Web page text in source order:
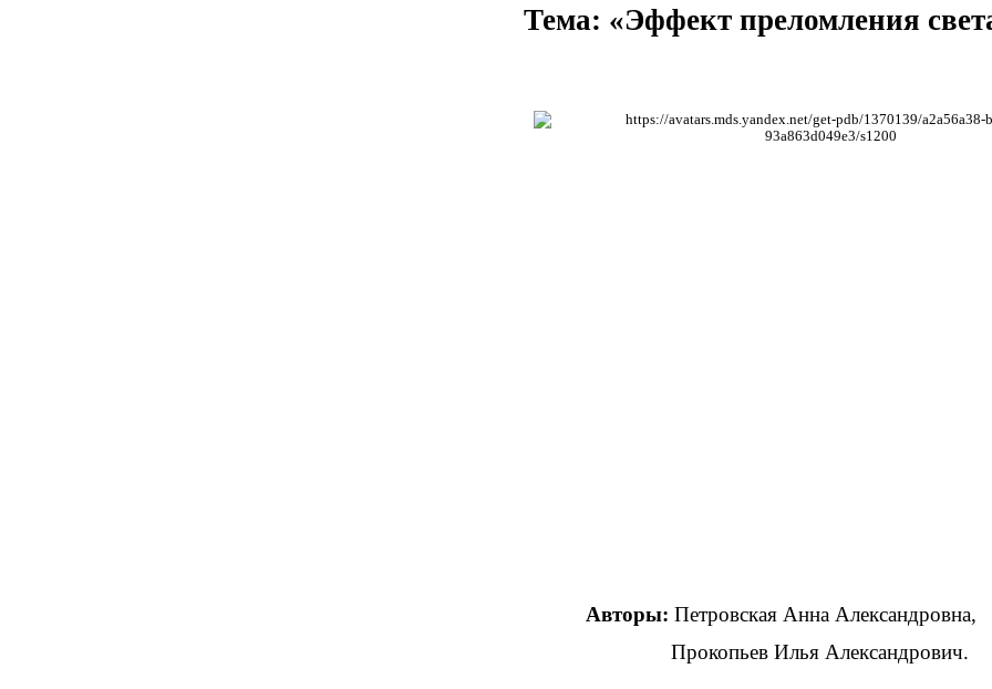
Тема: «Эффект преломления
Авторы: Петровская Анна Александровна,
Прокопьев Илья Александрович.